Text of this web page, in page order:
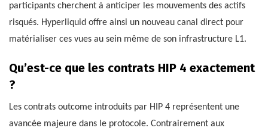
participants cherchent à anticiper les mouvements des actifs
risqués. Hyperliquid offre ainsi un nouveau canal direct pour
matérialiser ces vues au sein même de son infrastructure L1.
Qu’est-ce que les contrats HIP 4 exactement
?
Les contrats outcome introduits par HIP 4 représentent une
avancée majeure dans le protocole. Contrairement aux